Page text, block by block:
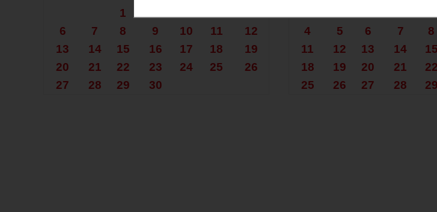
1
6
7 8 9 10 11
12
13
14 15 16 17 18
19
20
21 22 23 24 25
26
27
28 29 30
4
5 6 7 8
11
12 13 14 15
18
19 20 21 22
25
26 27 28 29